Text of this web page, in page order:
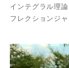
インテグラル理論
フレクションジ